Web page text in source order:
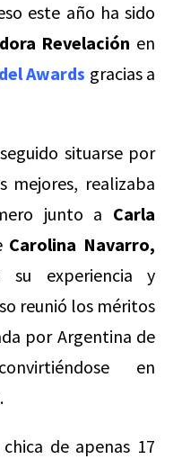
este año ha sido
Revelación en
Awards gracias a
situarse por
mejores, realizaba
junto a Carla
Carolina Navarro,
su experiencia y
reunió los méritos
por Argentina de
en
de apenas 17